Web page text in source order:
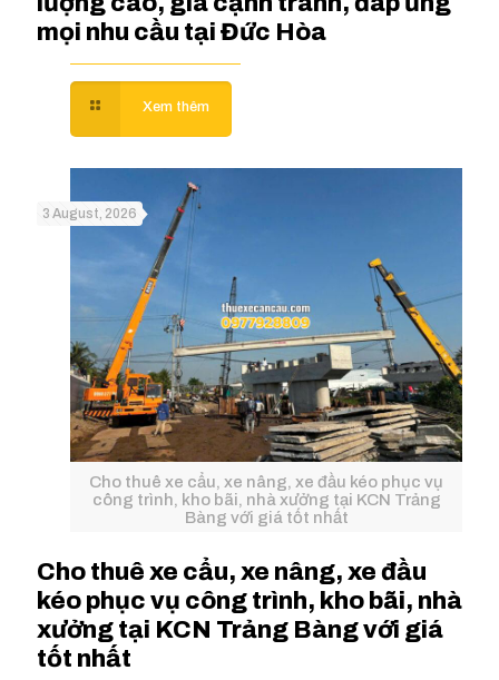
mọi nhu cầu tại Đức Hòa
Cho thuê xe cẩu, xe nâng, xe đầu kéo phục vụ
công trình, kho bãi, nhà xưởng tại KCN Trảng
Bàng với giá tốt nhất
3 August, 2026
Cho thuê xe cẩu, xe nâng, xe đầu
kéo phục vụ công trình, kho bãi, nhà
xưởng tại KCN Trảng Bàng với giá
tốt nhất